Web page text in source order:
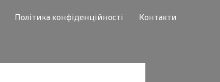
Політика конфіденційності Контакти